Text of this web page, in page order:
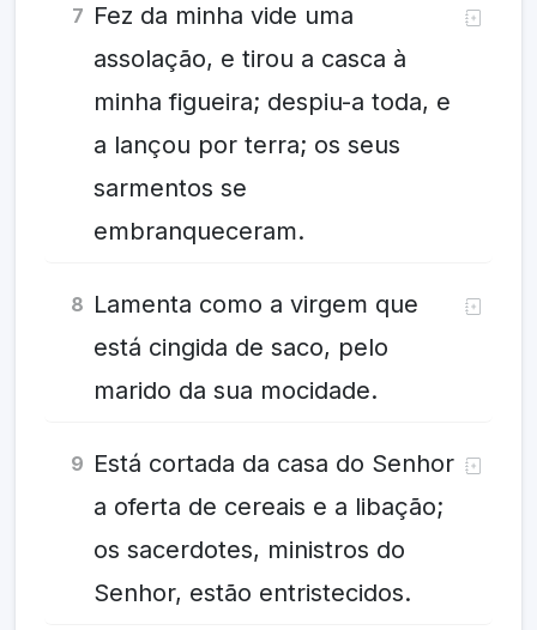
7 Fez da minha vide uma
assolação, e tirou a casca à
minha figueira; despiu-a toda, e
a lançou por terra; os seus
sarmentos se
embranqueceram.
8 Lamenta como a virgem que
está cingida de saco, pelo
marido da sua mocidade.
9 Está cortada da casa do Senhor
a oferta de cereais e a libação;
os sacerdotes, ministros do
Senhor, estão entristecidos.